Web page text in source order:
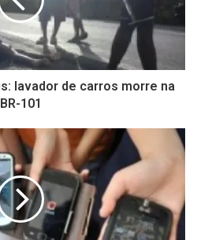
lavador de carros morre na
BR-101